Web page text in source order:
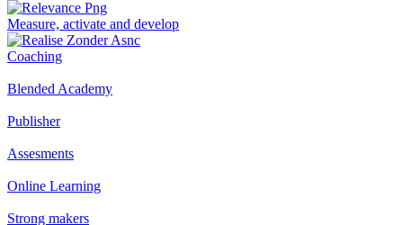
Measure, activate and develop
Coaching
Blended Academy
Publisher
Assesments
Online Learning
Strong makers